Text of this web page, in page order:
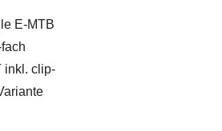
E-MTB
inkl. clip-